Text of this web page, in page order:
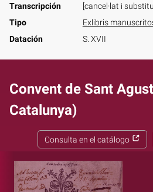
Transcripción
[cancel·lat i
Tipo
Exlibris
Datación
S. XVII
Convent de Sant
Catalunya)
Consulta en el catálogo